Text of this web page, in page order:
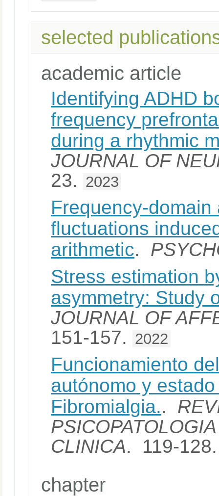
selected
academic article
Identifying ADHD
frequency
during a rhythmic
JOURNAL OF
23. 2023
Frequency-
fluctuations
arithmetic.
Stress estimation
asymmetry: Study
JOURNAL OF
151-157. 2022
Funcionamiento
autónomo y
Fibromialgia..
CLINICA. 119-
chapter